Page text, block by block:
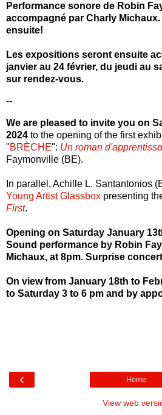
Performance sonore de Robin
accompagné par Charly
ensuite!
Les expositions seront ensuite
janvier au 24 février, du jeudi au
sur rendez-vous.
--
We are pleased to invite you on
2024 to the opening of the first
"BRÈCHE": Un roman
Faymonville (BE).
In parallel, Achille L. Santantonios
Young Artist Glassbox presenting
First.
Opening on Saturday January
Sound performance by Robin
Michaux, at 8pm. Surprise
On view from January 18th to
to Saturday 3 to 6 pm and by
‹ Home
View web